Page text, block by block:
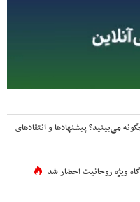
می‌بینید؟ پیشنهادها و انتقادهای
ویژه روحانیت احضار شد